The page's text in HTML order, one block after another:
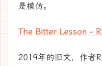
是模仿。
The Bitter Lesson -
2019年的旧文，作者